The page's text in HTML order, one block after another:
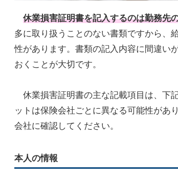
休業損害証明書を記入するのは勤務先
多に取り扱うことのない書類ですから、
性があります。書類の記入内容に間違い
おくことが大切です。
休業損害証明書の主な記載項目は、下
ットは保険会社ごとに異なる可能性があ
会社に確認してください。
本人の情報